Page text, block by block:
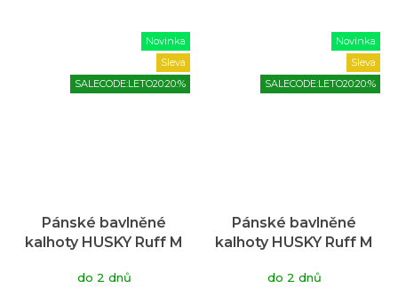
Novinka
Sleva
SALECODE:LETO20:20:%
Pánské bavlněné
kalhoty HUSKY Ruff M
do 2 dnů
Novinka
Sleva
SALECODE:LETO20:20:%
Pánské bavlněné
kalhoty HUSKY Ruff M
do 2 dnů